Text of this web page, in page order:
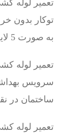
تعمیر لوله
توکار بدون
به صورت 5 لایه و سبز
تعمیر لوله
سرویس
ساختمان در